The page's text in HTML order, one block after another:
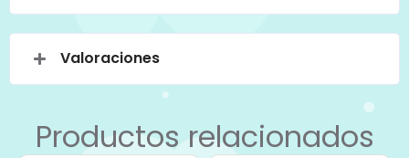
Valoraciones
Productos relacionados